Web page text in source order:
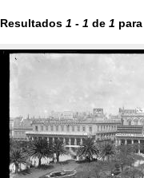
Resultados 1 - 1 de 1 para